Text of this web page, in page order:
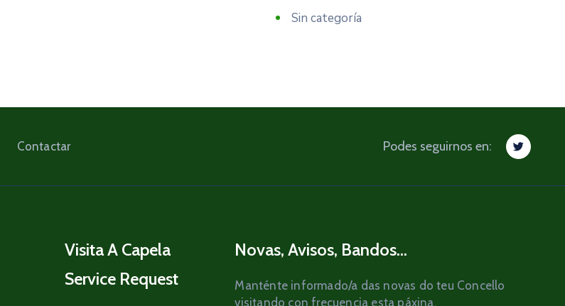
Sin categoría
Contactar Podes seguirnos en:
Visita A Capela
Service Request
Novas, Avisos, Bandos...
Manténte informado/a das novas do teu Concello
visitando con frecuencia esta páxina.